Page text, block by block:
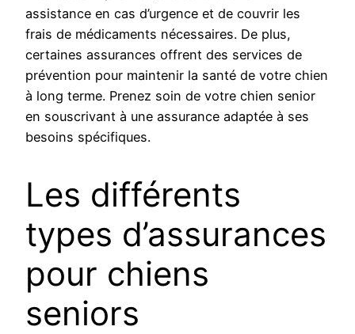
assistance en cas d’urgence et de couvrir les
frais de médicaments nécessaires. De plus,
certaines assurances offrent des services de
prévention pour maintenir la santé de votre chien
à long terme. Prenez soin de votre chien senior
en souscrivant à une assurance adaptée à ses
besoins spécifiques.
Les différents
types d’assurances
pour chiens
seniors